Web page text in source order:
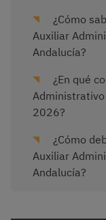
¿Cómo
Auxiliar
Andalucía?
¿En qué
Administrativo
2026?
¿Cómo
Auxiliar
Andalucía?